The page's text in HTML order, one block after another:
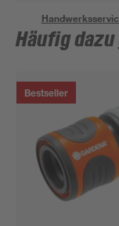
Häufig
Bestseller